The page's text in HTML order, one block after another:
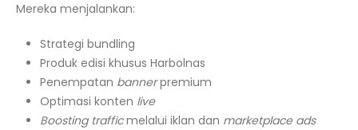
Mereka menjalankan:
Strategi bundling
Produk edisi khusus Harbolnas
Penempatan bannerpremium
Optimasi konten live
Boosting trafficmelalui iklan dan marketplace ads